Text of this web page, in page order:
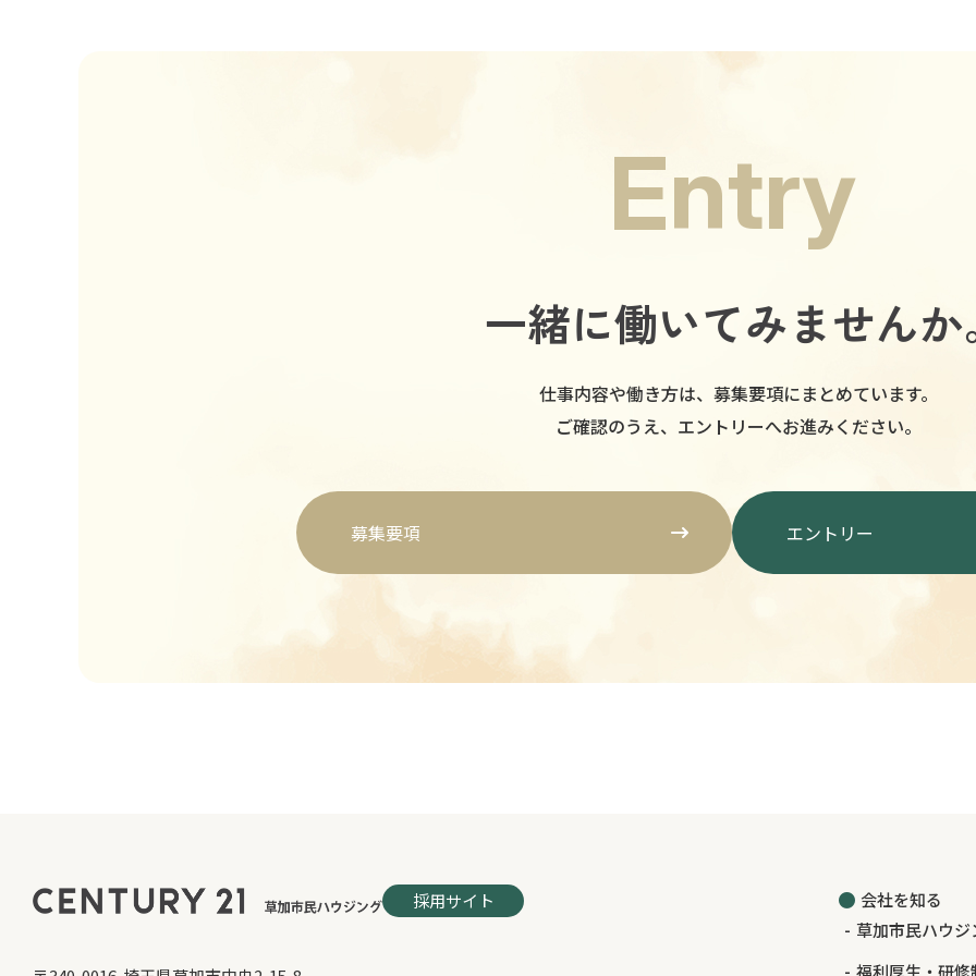
Entry
一緒に働いてみませんか
仕事内容や働き方は、募集要項にまとめています。
ご確認のうえ、エントリーへお進みください。
募集要項 エントリー
採用サイト
会社を知る
草加市民ハウ
福利厚生・研修